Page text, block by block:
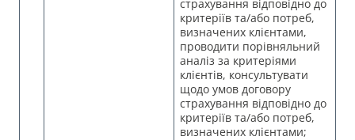
страхування відповідно до
критеріїв та/або потреб,
визначених клієнтами,
проводити порівняльний
аналіз за критеріями
клієнтів, консультувати
щодо умов договору
страхування відповідно до
критеріїв та/або потреб,
визначених клієнтами;